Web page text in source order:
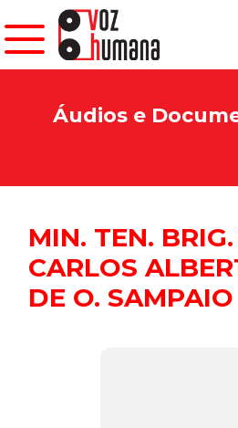
Áudios e
MIN. TEN.
CARLOS
DE O. SAMPAIO